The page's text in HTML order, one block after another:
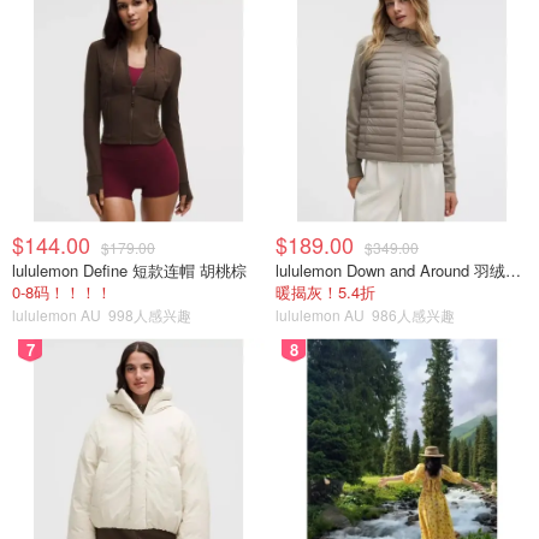
$144.00 $179.00
lululemon Define 短款连帽 胡桃棕
0-8码！！！！
lululemon AU 998人感兴趣
$189.00 $349.00
lululemon Down and Around 羽绒夹克
暖揭灰！5.4折
lululemon AU 986人感兴趣
7 8